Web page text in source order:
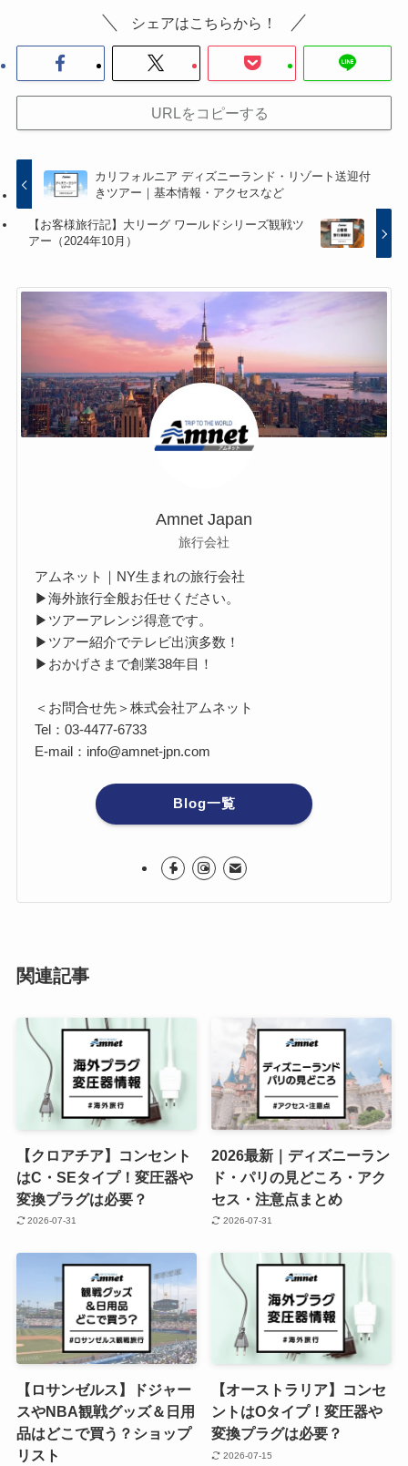
シェアはこちらから！
URLをコピーする
カリフォルニア ディズニーランド・リゾート送迎付
きツアー｜基本情報・アクセスなど
【お客様旅行記】大リーグ ワールドシリーズ観戦ツ
アー（2024年10月）
Amnet Japan
旅行会社
アムネット｜NY生まれの旅行会社
▶海外旅行全般お任せください。
▶ツアーアレンジ得意です。
▶ツアー紹介でテレビ出演多数！
▶おかげさまで創業38年目！
＜お問合せ先＞株式会社アムネット
Tel：03-4477-6733
E-mail：info@amnet-jpn.com
Blog一覧
関連記事
【クロアチア】コンセント
はC・SEタイプ！変圧器や
変換プラグは必要？
2026-07-31
2026最新｜ディズニーラン
ド・パリの見どころ・アク
セス・注意点まとめ
2026-07-31
【ロサンゼルス】ドジャー
スやNBA観戦グッズ＆日用
品はどこで買う？ショップ
リスト
【オーストラリア】コンセ
ントはOタイプ！変圧器や
変換プラグは必要？
2026-07-15